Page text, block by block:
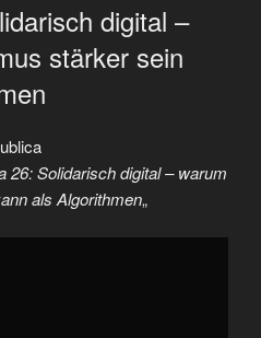
digital –
stärker sein
26: Solidarisch digital – warum
als Algorithmen„